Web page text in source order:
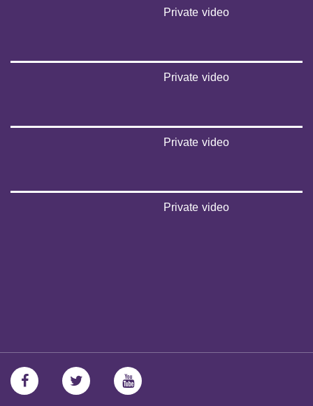
Private video
Private video
Private video
Private video